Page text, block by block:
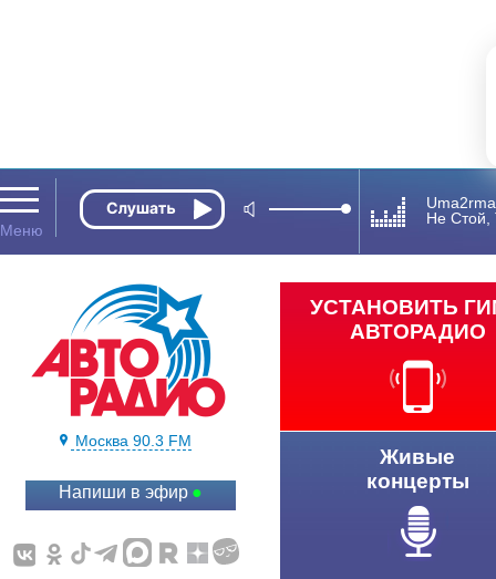
Не Стой,
Москва 90.3 FM
Напиши в эфир
УСТАНОВИТЬ
АВТОРАДИО
Живые
концерты